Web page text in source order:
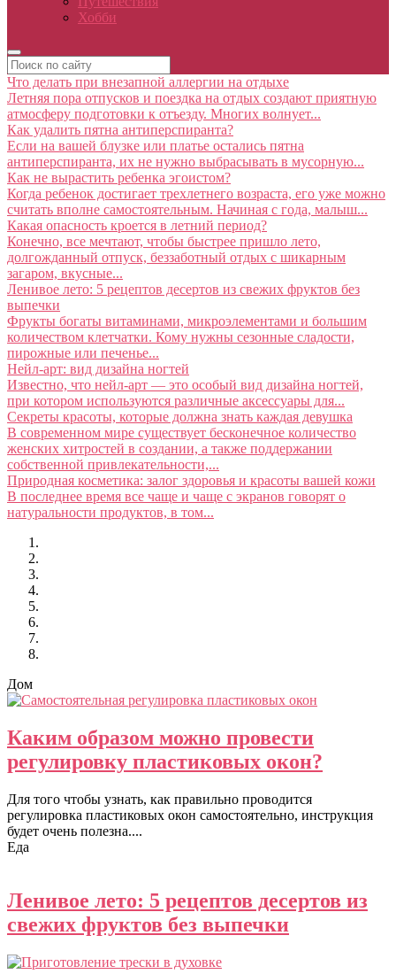
Хобби
Что делать при внезапной аллергии на отдыхе
Летняя пора отпусков и поездка на отдых создают приятную
атмосферу подготовки к отъезду. Многих волнует...
Как удалить пятна антиперспиранта?
Если на вашей блузке или платье остались пятна
антиперспиранта, их не нужно выбрасывать в мусорную...
Как не вырастить ребенка эгоистом?
Когда ребенок достигает трехлетнего возраста, его уже можно
считать вполне самостоятельным. Начиная с года, малыш...
Какая опасность кроется в летний период?
Конечно, все мечтают, чтобы быстрее пришло лето,
долгожданный отпуск, беззаботный отдых с шикарным
загаром, вкусные...
Ленивое лето: 5 рецептов десертов из свежих фруктов без
выпечки
Фрукты богаты витаминами, микроэлементами и большим
количеством клетчатки. Кому нужны сезонные сладости,
пирожные или печенье...
Нейл-арт: вид дизайна ногтей
Известно, что нейл-арт — это особый вид дизайна ногтей,
при котором используются различные аксессуары для...
Секреты красоты, которые должна знать каждая девушка
В современном мире существует бесконечное количество
женских хитростей в создании, а также поддержании
собственной привлекательности,...
Природная косметика: залог здоровья и красоты вашей кожи
В последнее время все чаще и чаще с экранов говорят о
натуральности продуктов, в том...
Дом
Каким образом можно провести
регулировку пластиковых окон?
Для того чтобы узнать, как правильно проводится
регулировка пластиковых окон самостоятельно, инструкция
будет очень полезна....
Еда
Ленивое лето: 5 рецептов десертов из
свежих фруктов без выпечки